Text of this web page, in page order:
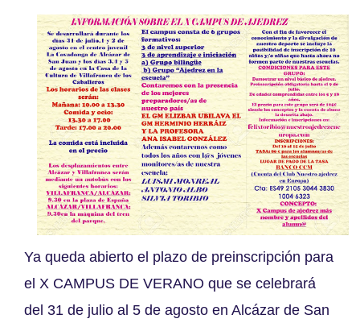
Ya queda abierto el plazo de preinscripción para
el X CAMPUS DE VERANO que se celebrará
del 31 de julio al 5 de agosto en Alcázar de San